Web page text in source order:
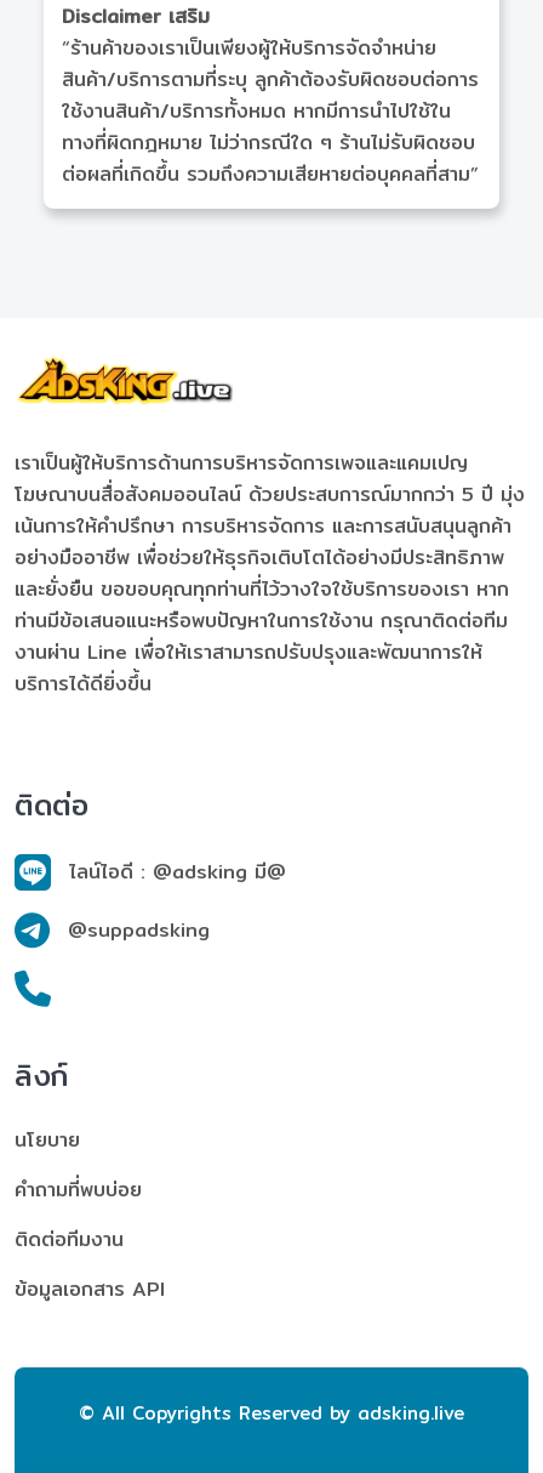
Disclaimer เสริม
“ร้านค้าของเราเป็นเพียงผู้ให้บริการจัดจำหน่าย
สินค้า/บริการตามที่ระบุ ลูกค้าต้องรับผิดชอบต่อการ
ใช้งานสินค้า/บริการทั้งหมด หากมีการนำไปใช้ใน
ทางที่ผิดกฎหมาย ไม่ว่ากรณีใด ๆ ร้านไม่รับผิดชอบ
ต่อผลที่เกิดขึ้น รวมถึงความเสียหายต่อบุคคลที่สาม”
เราเป็นผู้ให้บริการด้านการบริหารจัดการเพจและแคมเปญ
โฆษณาบนสื่อสังคมออนไลน์ ด้วยประสบการณ์มากกว่า 5 ปี มุ่ง
เน้นการให้คำปรึกษา การบริหารจัดการ และการสนับสนุนลูกค้า
อย่างมืออาชีพ เพื่อช่วยให้ธุรกิจเติบโตได้อย่างมีประสิทธิภาพ
และยั่งยืน ขอขอบคุณทุกท่านที่ไว้วางใจใช้บริการของเรา หาก
ท่านมีข้อเสนอแนะหรือพบปัญหาในการใช้งาน กรุณาติดต่อทีม
งานผ่าน Line เพื่อให้เราสามารถปรับปรุงและพัฒนาการให้
บริการได้ดียิ่งขึ้น
ติดต่อ
ไลน์ไอดี : @adsking มี@
@suppadsking
ลิงก์
นโยบาย
คำถามที่พบบ่อย
ติดต่อทีมงาน
ข้อมูลเอกสาร API
© All Copyrights Reserved by adsking.live